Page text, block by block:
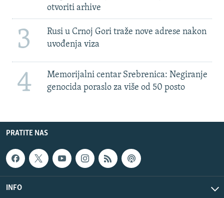
otvoriti arhive
3
Rusi u Crnoj Gori traže nove adrese nakon
uvođenja viza
4
Memorijalni centar Srebrenica: Negiranje
genocida poraslo za više od 50 posto
PRATITE NAS
INFO